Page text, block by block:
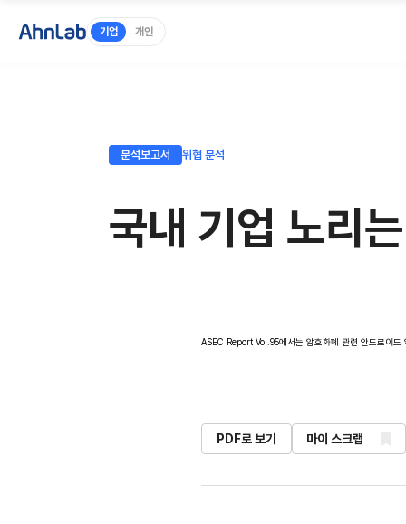
기업 개인
분석보고서 위협 분석
국내 기업 노리
ASEC Report Vol.95에서는 암호화폐 관련 안드로이
PDF로 보기 마이 스크랩